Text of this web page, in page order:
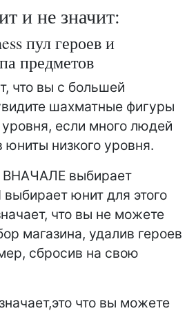
и не значит:
пул героев и
предметов
что вы с большей
шахматные фигуры
если много людей
низкого уровня.
ВНАЧАЛЕ выбирает
юнит для этого
что вы не можете
магазина, удалив героев
сбросив на свою
что вы можете